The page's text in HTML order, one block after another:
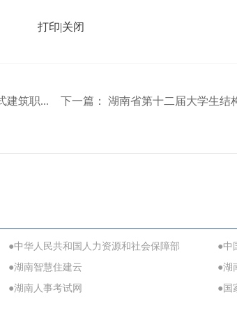
打印|关闭
建筑职... 下一篇： 湖南省第十二届大学生结
●中华人民共和国人力资源和社会保障部
●中
●湖南智慧住建云
●湖
●湖南人事考试网 ●国